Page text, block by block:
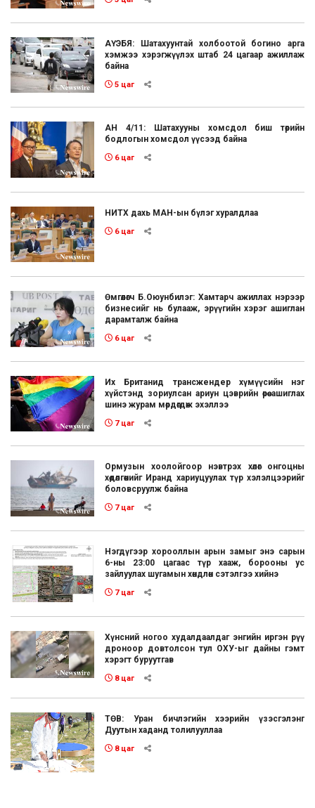
АҮЭБЯ: Шатахуунтай холбоотой богино арга
хэмжээ хэрэгжүүлэх штаб 24 цагаар ажиллаж
байна
5 цаг
АН 4/11: Шатахууны хомсдол биш төрийн
бодлогын хомсдол үүсээд байна
6 цаг
НИТХ дахь МАН-ын бүлэг хуралдлаа
6 цаг
Өмгөөлөгч Б.Оюунбилэг: Хамтарч ажиллах нэрээр
бизнесийг нь булааж, эрүүгийн хэрэг ашиглан
дарамталж байна
6 цаг
Их Британид трансжендер хүмүүсийн нэг
хүйстэнд зориулсан ариун цэврийн өрөө ашиглах
шинэ журам мөрдөгдөж эхэллээ
7 цаг
Ормузын хоолойгоор нэвтрэх хөлөг онгоцны
хөдөлгөөнийг Иранд хариуцуулах түр хэлэлцээрийг
боловсруулж байна
7 цаг
Нэгдүгээр хорооллын арын замыг энэ сарын
6-ны 23:00 цагаас түр хааж, борооны ус
зайлуулах шугамын хөндлөн сэтэлгээ хийнэ
7 цаг
Хүнсний ногоо худалдаалдаг энгийн иргэн рүү
дроноор довтолсон тул ОХУ-ыг дайны гэмт
хэрэгт буруутгав
8 цаг
ТӨВ: Уран бичлэгийн хээрийн үзэсгэлэнг
Дуутын хаданд толилууллаа
8 цаг